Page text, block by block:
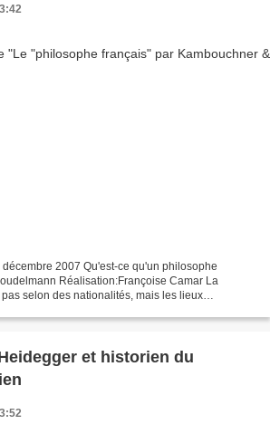
2007 Qu'est-ce qu'un philosophe
Réalisation:Françoise Camar La
selon des nationalités, mais les lieux
et historien du